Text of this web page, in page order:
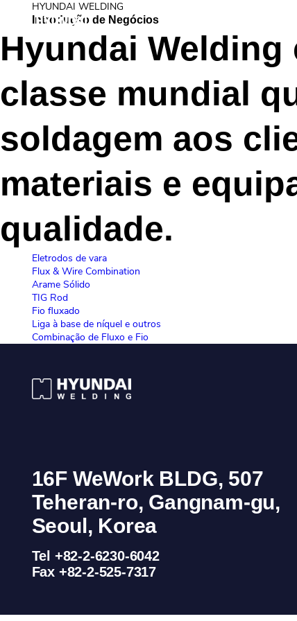
HYUNDAI WELDING
Introdução de Negócios
Hyundai Welding
classe mundial
soldagem aos
materiais e
qualidade.
Eletrodos de vara
Flux & Wire Combination
Arame Sólido
TIG Rod
Fio fluxado
Liga à base de níquel e outros
Combinação de Fluxo e Fio
16F WeWork BLDG, 507
Teheran-ro, Gangnam-gu,
Seoul, Korea
Tel +82-2-6230-6042
Fax +82-2-525-7317